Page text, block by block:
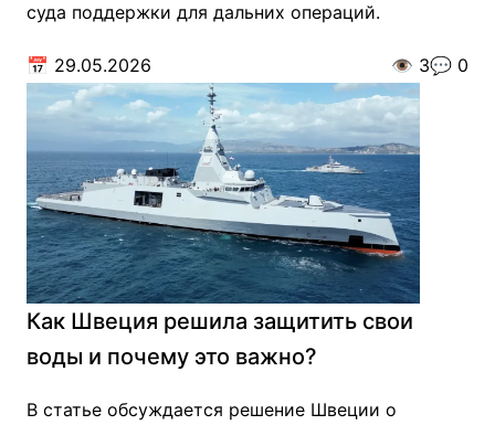
суда поддержки для дальних операций.
📅 29.05.2026 👁️ 3💬 0
Как Швеция решила защитить свои
воды и почему это важно?
В статье обсуждается решение Швеции о